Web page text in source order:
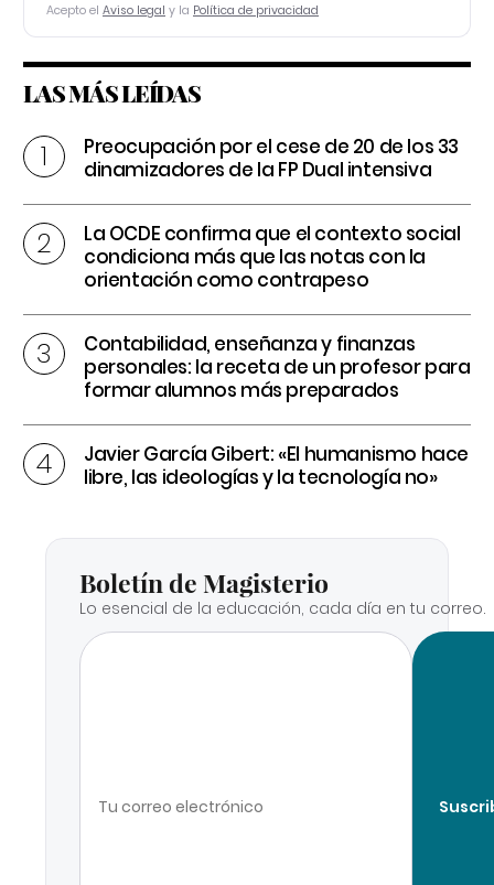
Acepto el Aviso legal y la Política de privacidad
LAS MÁS LEÍDAS
Preocupación por el cese de 20 de los 33
dinamizadores de la FP Dual intensiva
La OCDE confirma que el contexto social
condiciona más que las notas con la
orientación como contrapeso
Contabilidad, enseñanza y finanzas
personales: la receta de un profesor para
formar alumnos más preparados
Javier García Gibert: «El humanismo hace
libre, las ideologías y la tecnología no»
Boletín de Magisterio
Lo esencial de la educación, cada día en tu correo.